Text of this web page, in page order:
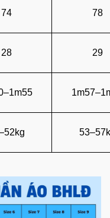
74 78
28 29